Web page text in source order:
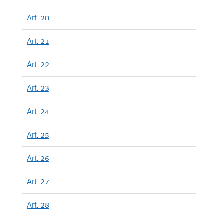
Art. 20
Art. 21
Art. 22
Art. 23
Art. 24
Art. 25
Art. 26
Art. 27
Art. 28